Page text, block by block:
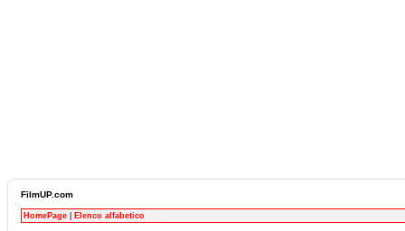
FilmUP.com
HomePage Elenco alfabetico